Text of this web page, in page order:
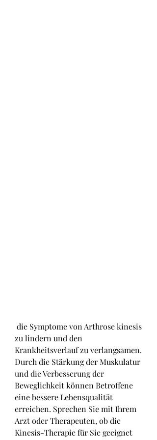
zu lindern und den
Krankheitsverlauf zu verlangsamen.
Durch die Stärkung der Muskulatur
und die Verbesserung der
Beweglichkeit können Betroffene
eine bessere Lebensqualität
erreichen. Sprechen Sie mit Ihrem
Arzt oder Therapeuten, ob die
Kinesis-Therapie für Sie geeignet